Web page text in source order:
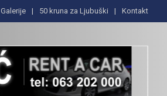
Galerije 50 kruna za Ljubuški Kontakt